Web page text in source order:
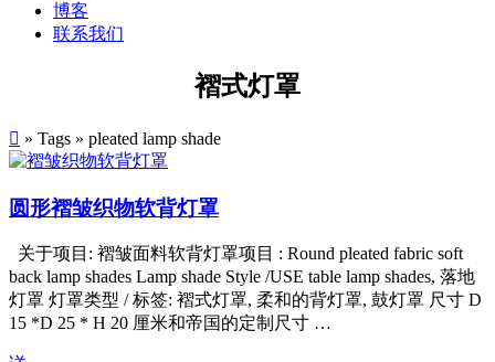
博客
联系我们
褶式灯罩
 » Tags » pleated lamp shade
圆形褶皱织物软背灯罩
关于项目: 褶皱面料软背灯罩项目 : Round pleated fabric soft
back lamp shades Lamp shade Style /USE table lamp shades, 落地
灯罩 灯罩类型 / 标签: 褶式灯罩, 柔和的背灯罩, 鼓灯罩 尺寸 D
15 *D 25 * H 20 厘米和帝国的定制尺寸 …